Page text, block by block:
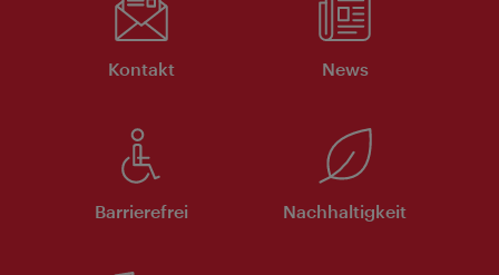
Kontakt News
Barrierefrei Nachhaltigkeit